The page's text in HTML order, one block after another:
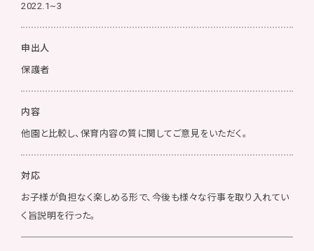
2022.1~3
申出人
保護者
内容
他園と比較し、保育内容の質に関してご意見をいただく。
対応
お子様が負担なく楽しめる形で、今後も様々な行事を取り入れてい
く旨説明を行った。